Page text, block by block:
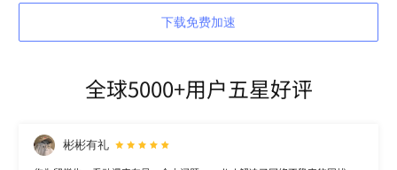
下载免费加速
全球5000+用户五星好评
彬彬有礼